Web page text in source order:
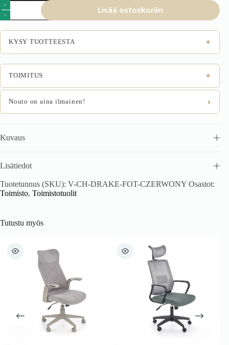
Toimistotuoli
DRAKE,
punainen
/
musta
määrä
Lisää ostoskoriin
KYSY TUOTTEESTA +
TOIMITUS +
Nouto on aina ilmainen! ›
Kuvaus
Lisätiedot
Tuotetunnus (SKU): V-CH-DRAKE-FOT-CZERWONY Osastot:
Toimisto, Toimistotuolit
Tutustu myös